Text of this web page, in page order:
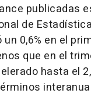
publicadas
de
un 0,6% en el
que en el
hasta el